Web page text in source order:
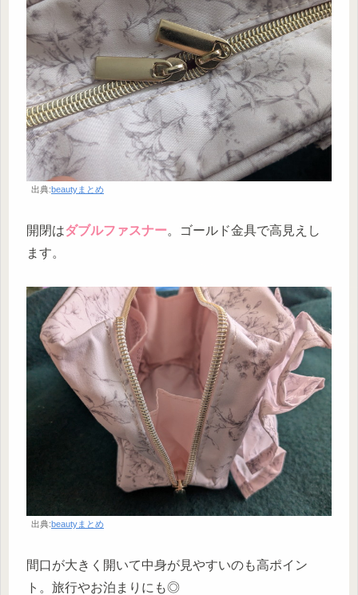
出典:beautyまとめ
開閉はダブルファスナー。ゴールド金具で高見えし
ます。
出典:beautyまとめ
間口が大きく開いて中身が見やすいのも高ポイン
ト。旅行やお泊まりにも◎